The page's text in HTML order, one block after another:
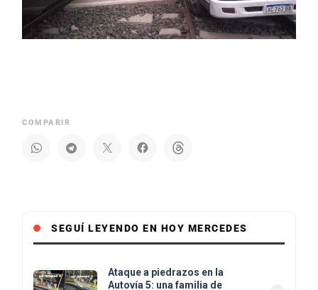
COMPARIR
SEGUÍ LEYENDO EN HOY MERCEDES
Ataque a piedrazos en la
Autovía 5: una familia de